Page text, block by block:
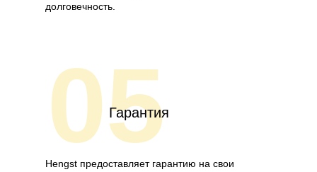
долговечность.
05
Гарантия
Hengst предоставляет гарантию на свои